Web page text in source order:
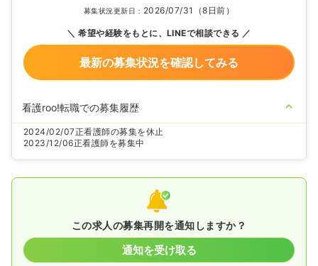
募集状況更新日： 2026/07/31（8日前）
希望や経験をもとに、LINEで相談できる
最新の募集状況を確認してみる
看護roo!転職での募集履歴
2024/02/07正看護師の募集を休止
2023/12/06正看護師を募集中
この求人の募集再開を通知しますか？
通知を受け取る